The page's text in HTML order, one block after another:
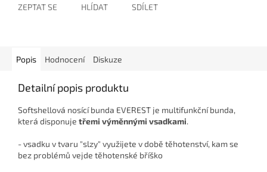
ZEPTAT SE HLÍDAT SDÍLET
Popis Hodnocení Diskuze
Detailní popis produktu
Softshellová nosící bunda EVEREST je multifunkční bunda,
která disponuje třemi výměnnými vsadkami.
- vsadku v tvaru "slzy" využijete v době těhotenství, kam se
bez problémů vejde těhotenské bříško